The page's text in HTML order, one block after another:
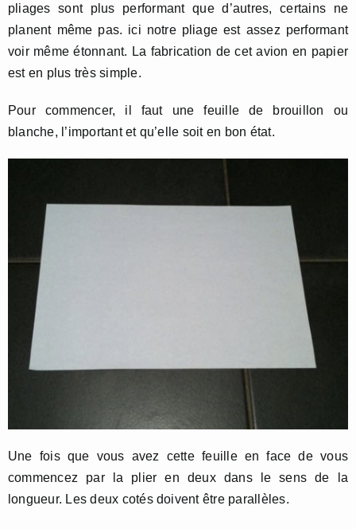
pliages sont plus performant que d’autres, certains ne
planent même pas. ici notre pliage est assez performant
voir même étonnant. La fabrication de cet avion en papier
est en plus très simple.
Pour commencer, il faut une feuille de brouillon ou
blanche, l’important et qu’elle soit en bon état.
Une fois que vous avez cette feuille en face de vous
commencez par la plier en deux dans le sens de la
longueur. Les deux cotés doivent être parallèles.